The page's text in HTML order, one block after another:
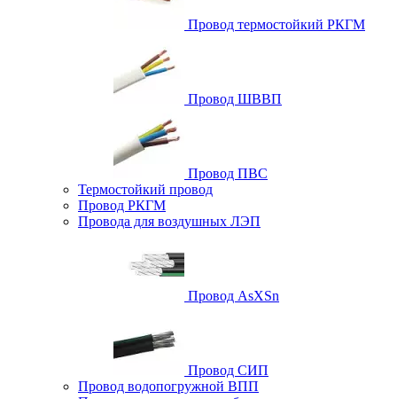
Провод термостойкий РКГМ
Провод ШВВП
Провод ПВС
Термостойкий провод
Провод РКГМ
Провода для воздушных ЛЭП
Провод AsXSn
Провод СИП
Провод водопогружной ВПП